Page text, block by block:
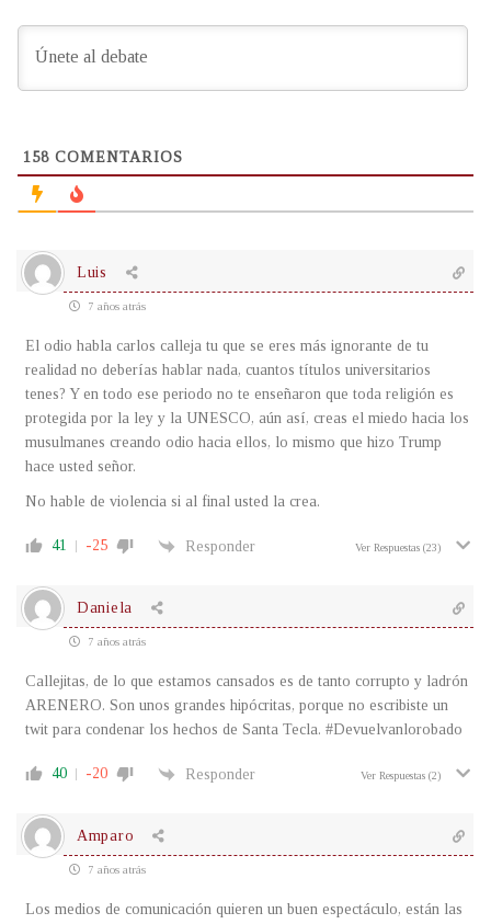
158 COMENTARIOS
Luis
7 años atrás
El odio habla carlos calleja tu que se eres más ignorante de tu
realidad no deberías hablar nada, cuantos títulos universitarios
tenes? Y en todo ese periodo no te enseñaron que toda religión es
protegida por la ley y la UNESCO, aún así, creas el miedo hacia los
musulmanes creando odio hacia ellos, lo mismo que hizo Trump
hace usted señor.
No hable de violencia si al final usted la crea.
41 -25 Responder Ver Respuestas (23)
Daniela
7 años atrás
Callejitas, de lo que estamos cansados es de tanto corrupto y ladrón
ARENERO. Son unos grandes hipócritas, porque no escribiste un
twit para condenar los hechos de Santa Tecla. #Devuelvanlorobado
40 -20 Responder Ver Respuestas (2)
Amparo
7 años atrás
Los medios de comunicación quieren un buen espectáculo, están las